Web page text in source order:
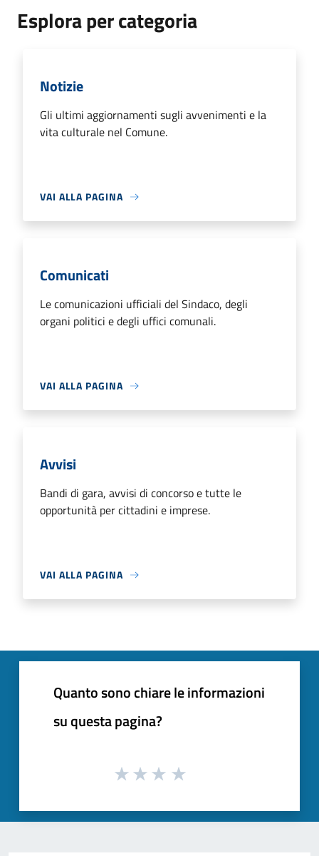
Esplora per categoria
Notizie
Gli ultimi aggiornamenti sugli avvenimenti e la
vita culturale nel Comune.
VAI ALLA PAGINA
Comunicati
Le comunicazioni ufficiali del Sindaco, degli
organi politici e degli uffici comunali.
VAI ALLA PAGINA
Avvisi
Bandi di gara, avvisi di concorso e tutte le
opportunità per cittadini e imprese.
VAI ALLA PAGINA
Quanto sono chiare le informazioni
su questa pagina?